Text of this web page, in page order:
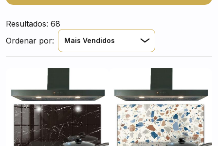
e resistência, garantindo beleza e proteção para seu
cozinha com qualidade e design.
Resultados: 68
Ordenar por:
Mais Vendidos